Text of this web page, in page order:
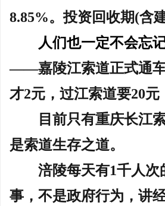
8.85%。投资回收期(含
人们也一定不会忘
——嘉陵江索道正式通
才2元，过江索道要20元
目前只有重庆长江
是索道生存之道。
涪陵每天有1千人次
事，不是政府行为，讲